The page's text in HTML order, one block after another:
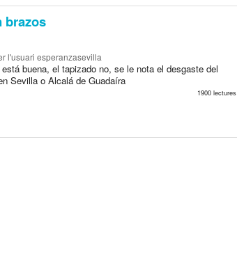
brazos
l'usuari esperanzasevilla
buena, el tapizado no, se le nota el desgaste del
Sevilla o Alcalá de Guadaíra
1900 lectures